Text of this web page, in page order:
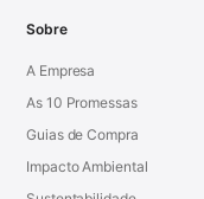
Sobre
A Empresa
As 10 Promessas
Guias de Compra
Impacto Ambiental